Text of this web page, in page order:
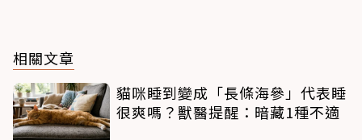
相關文章
貓咪睡到變成「長條海參」代表睡
很爽嗎？獸醫提醒：暗藏1種不適